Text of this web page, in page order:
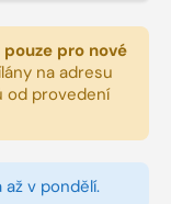
pro nové
na adresu
od provedení
v pondělí.